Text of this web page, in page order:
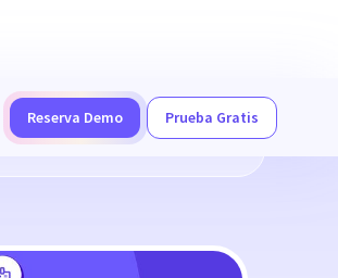
Reserva Demo
Prueba Gratis